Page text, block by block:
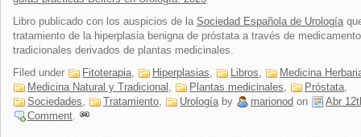
Libro publicado con los auspicios de la Sociedad Española de Urología
tratamiento de la hiperplasia benigna de próstata a través de
tradicionales derivados de plantas medicinales.
Filed under
Fitoterapia, Hiperplasias, Libros,
Medicina
Medicina Natural y Tradicional , Plantas medicinales, Próstata,
Sociedades, Tratamiento, Urologíaby marionod on
Abr
Comment.